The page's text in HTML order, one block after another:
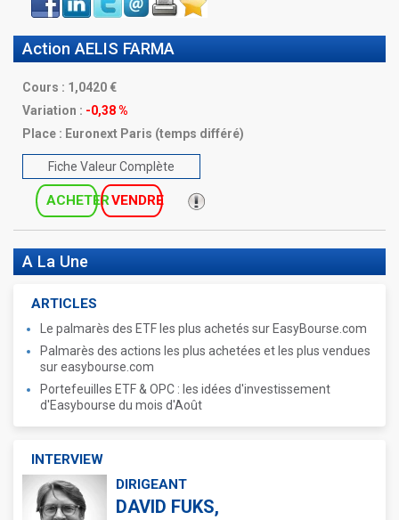
book
Action AELIS FARMA
Cours : 1,0420
Variation : -0,38 %
Place : Euronext Paris (temps différé)
Fiche Valeur Complète
ACHETERVENDRE
A La Une
ARTICLES
Le palmarès des ETF les plus achetés sur EasyBourse.com
Palmarès des actions les plus achetées et les plus vendues
sur easybourse.com
Portefeuilles ETF & OPC : les idées d'investissement
d'Easybourse du mois d'Août
INTERVIEW
DIRIGEANT
DAVID FUKS,